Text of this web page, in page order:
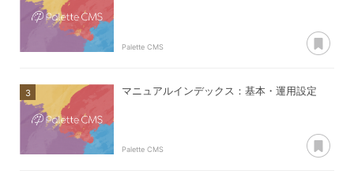
Palette CMS
マニュアルインデックス：基本・運用設定
Palette CMS